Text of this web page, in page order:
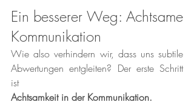
Ein besserer Weg: Achtsame
Kommunikation
Wie also verhindern wir, dass uns subtile
Abwertungen entgleiten? Der erste Schritt
ist
Achtsamkeit in der Kommunikation.